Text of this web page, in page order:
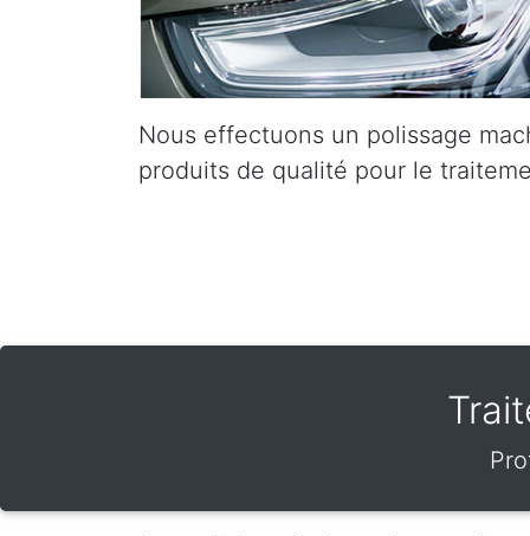
Nous effectuons un polissage
produits de qualité pour le